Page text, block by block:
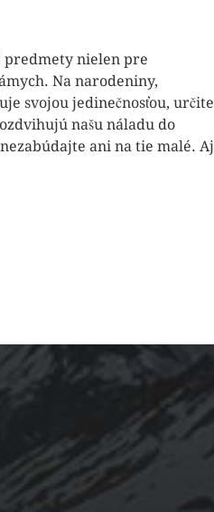
predmety nielen pre
Na narodeniny,
svojou jedinečnosťou, určite
našu náladu do
ani na tie malé. Aj